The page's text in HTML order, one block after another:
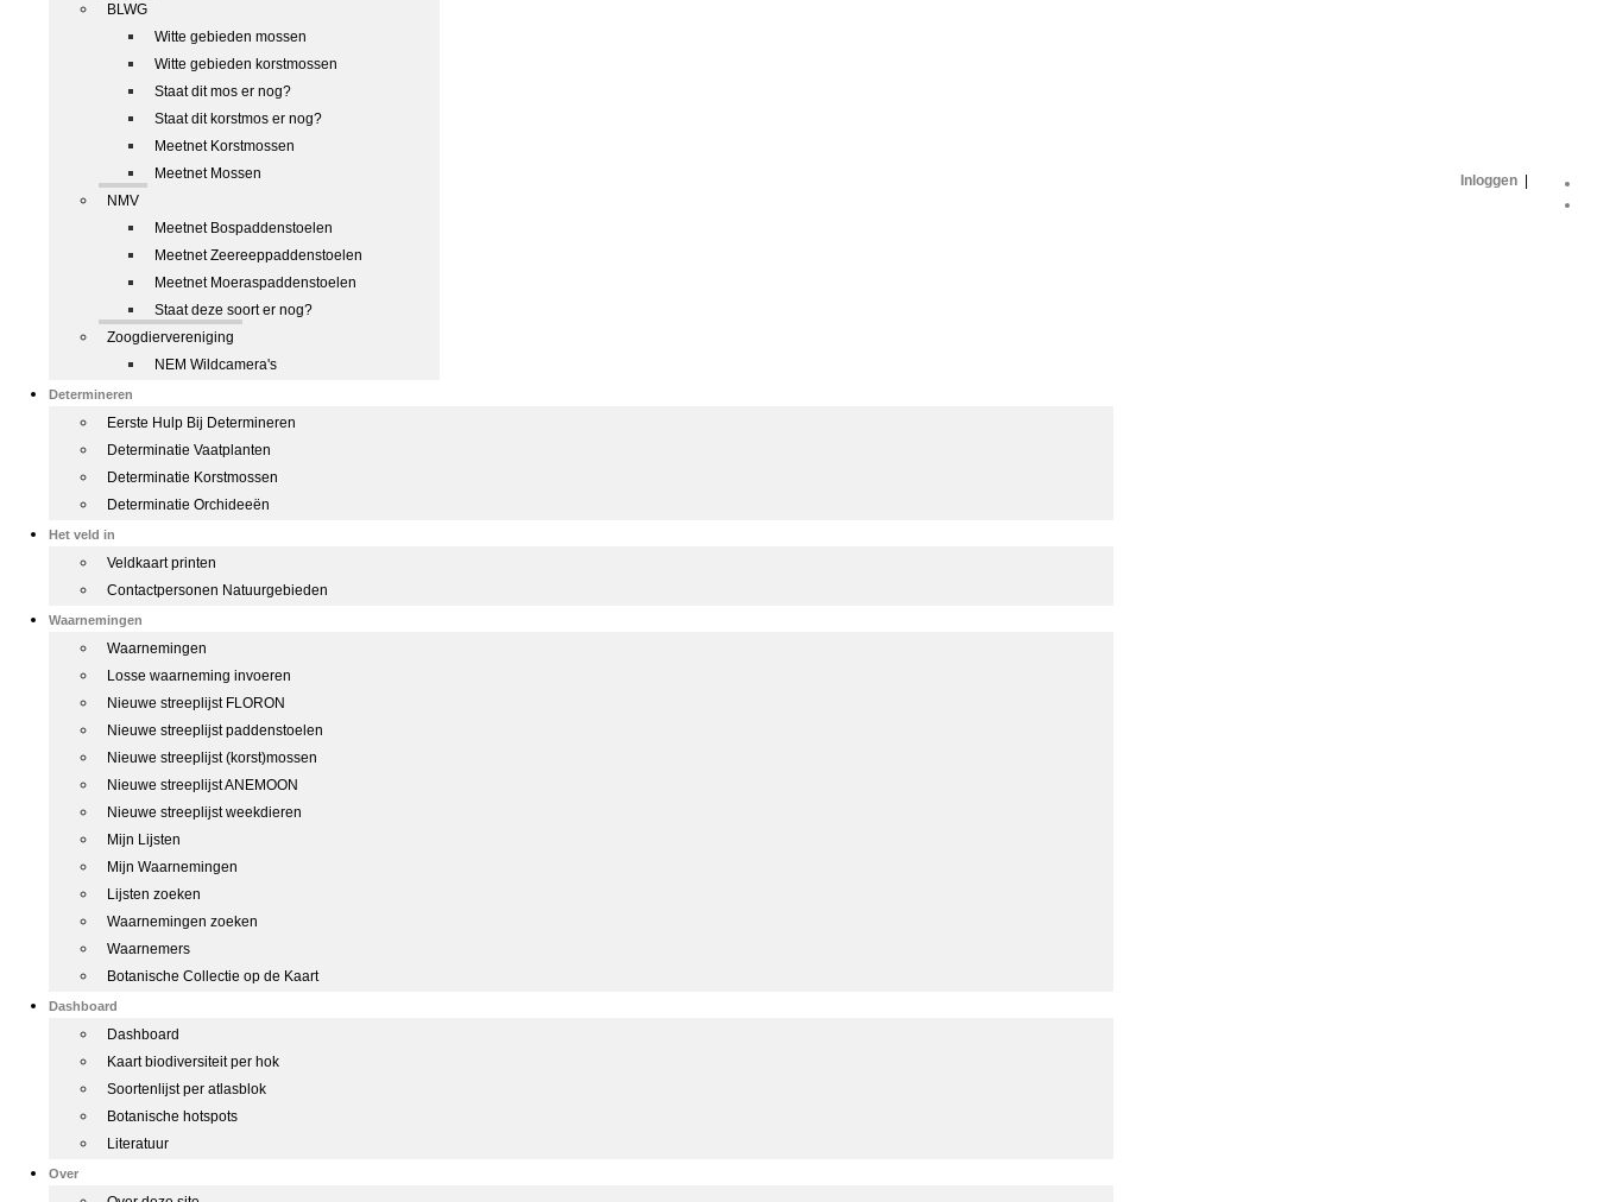
BLWG
Witte gebieden mossen
Witte gebieden korstmossen
Staat dit mos er nog?
Staat dit korstmos er nog?
Meetnet Korstmossen
Meetnet Mossen
NMV
Meetnet Bospaddenstoelen
Meetnet Zeereeppaddenstoelen
Meetnet Moeraspaddenstoelen
Staat deze soort er nog?
Zoogdiervereniging
NEM Wildcamera's
Determineren
Eerste Hulp Bij Determineren
Determinatie Vaatplanten
Determinatie Korstmossen
Determinatie Orchideeën
Het veld in
Veldkaart printen
Contactpersonen Natuurgebieden
Waarnemingen
Waarnemingen
Losse waarneming invoeren
Nieuwe streeplijst FLORON
Nieuwe streeplijst paddenstoelen
Nieuwe streeplijst (korst)mossen
Nieuwe streeplijst ANEMOON
Nieuwe streeplijst weekdieren
Mijn Lijsten
Mijn Waarnemingen
Lijsten zoeken
Waarnemingen zoeken
Waarnemers
Botanische Collectie op de Kaart
Dashboard
Dashboard
Kaart biodiversiteit per hok
Soortenlijst per atlasblok
Botanische hotspots
Literatuur
Over
Inloggen